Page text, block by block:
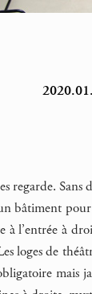
regarde.
un bâtiment
l’entrée à
loges de
mais